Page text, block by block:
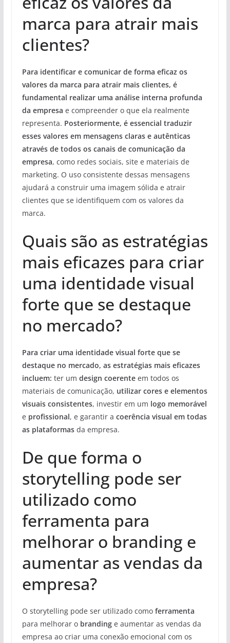
marca para atrair mais
clientes?
Para identificar e comunicar de forma eficaz os
valores da marca para atrair mais clientes, é
fundamental realizar uma análise interna profunda
da empresa e compreender o que ela realmente
representa. Posteriormente, é essencial traduzir
esses valores em mensagens claras e autênticas
através de todos os canais de comunicação da
empresa, como redes sociais, site e materiais de
marketing. O uso consistente dessas mensagens
ajudará a construir uma imagem sólida e atrair
clientes que se identifiquem com os valores da
marca.
Quais são as estratégias
mais eficazes para criar
uma identidade visual
forte que se destaque
no mercado?
Para criar uma identidade visual forte que se
destaque no mercado, as estratégias mais eficazes
incluem: ter um design coerenteem todos os
materiais de comunicação, utilizar cores e elementos
visuais consistentes, investir em um logo memorável
e profissional, e garantir a coerência visual em todas
as plataformasda empresa.
De que forma o
storytelling pode ser
utilizado como
ferramenta para
melhorar o branding e
aumentar as vendas da
empresa?
O storytelling pode ser utilizado como ferramenta
para melhorar o brandinge aumentar as vendas da
empresa ao criar uma conexão emocional com os